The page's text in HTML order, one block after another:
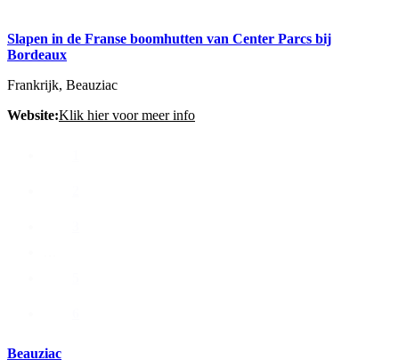
Slapen in de Franse boomhutten van Center Parcs bij
Bordeaux
Frankrijk, Beauziac
Website:Klik hier voor meer info
Beauziac